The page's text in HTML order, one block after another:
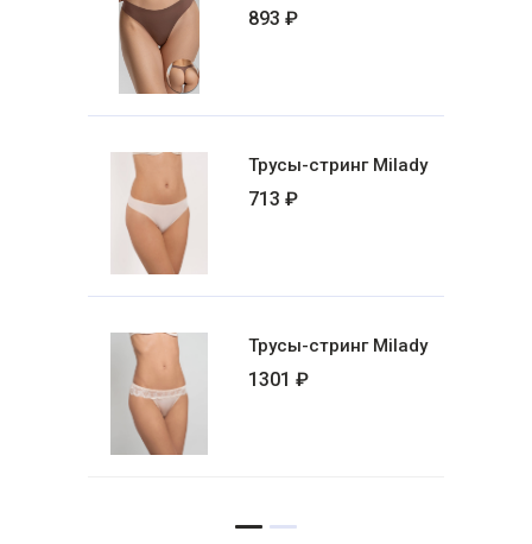
893 ₽
Трусы-стринг Milady
713 ₽
Трусы-стринг Milady
1301 ₽